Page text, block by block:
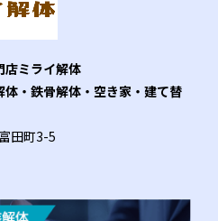
店ミライ解体
・鉄骨解体・空き家・建て替
田町3-5